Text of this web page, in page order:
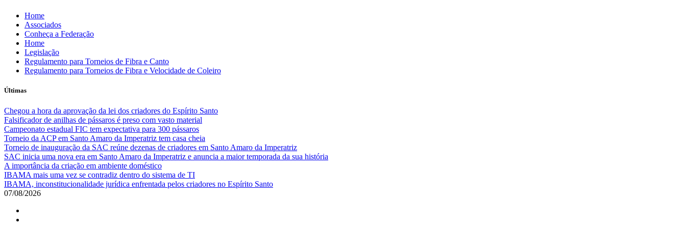
Skip
content
Home
Associados
Conheça a Federação
Home
Legislação
Regulamento para Torneios de Fibra e Canto
Regulamento para Torneios de Fibra e Velocidade de Coleiro
Últimas
Chegou a hora da aprovação da lei dos criadores do Espírito Santo
Falsificador de anilhas de pássaros é preso com vasto material
Campeonato estadual FIC tem expectativa para 300 pássaros
Torneio da ACP em Santo Amaro da Imperatriz tem casa cheia
Torneio de inauguração da SAC reúne dezenas de criadores em Santo Amaro da Imperatriz
SAC inicia uma nova era em Santo Amaro da Imperatriz e anuncia a maior temporada da sua história
A importância da criação em ambiente doméstico
IBAMA mais uma vez se contradiz dentro do sistema de TI
IBAMA, inconstitucionalidade jurídica enfrentada pelos criadores no Espírito Santo
07/08/2026